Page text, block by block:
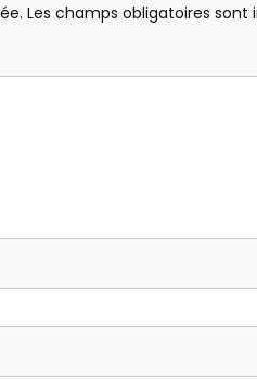
Les champs obligatoires sont